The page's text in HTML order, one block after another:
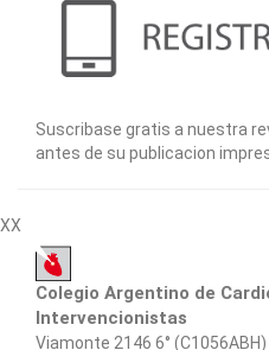
Suscribase gratis a nuestra
antes de su publicacion
XX
Colegio Argentino de
Intervencionistas
Viamonte 2146 6°